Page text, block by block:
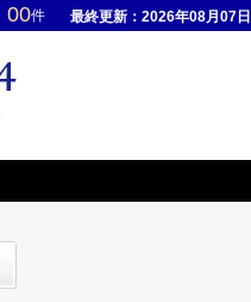
00件 最終更新：2026年08月07日